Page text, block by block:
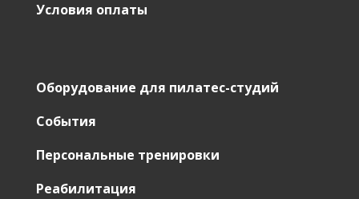
Условия оплаты
Оборудование для пилатес-студий
События
Персональные тренировки
Реабилитация